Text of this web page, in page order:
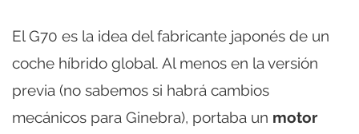
El G70 es la idea del fabricante japonés de un
coche híbrido global. Al menos en la versión
previa (no sabemos si habrá cambios
mecánicos para Ginebra), portaba un motor